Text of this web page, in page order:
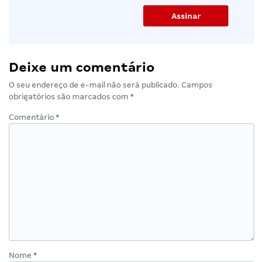
Deixe um comentário
O seu endereço de e-mail não será publicado. Campos
obrigatórios são marcados com *
Comentário *
Nome *